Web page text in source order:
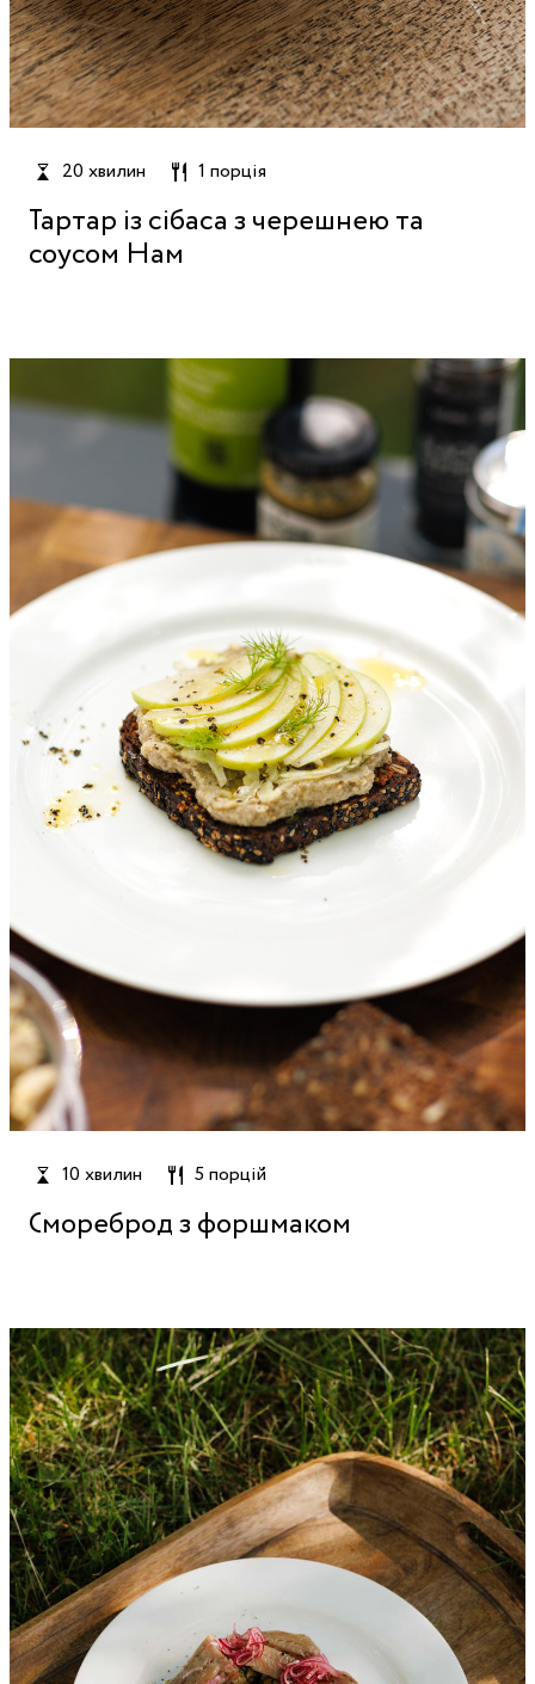
20 хвилин 1 порція
Тартар із сібаса з черешнею та
соусом Нам
10 хвилин 5 порцій
Смореброд з форшмаком